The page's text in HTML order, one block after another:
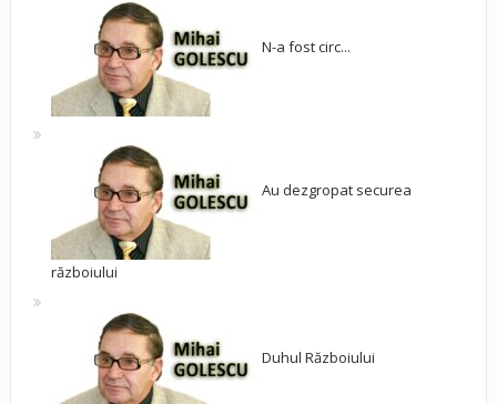
N-a fost circ...
Au dezgropat securea
războiului
Duhul Războiului